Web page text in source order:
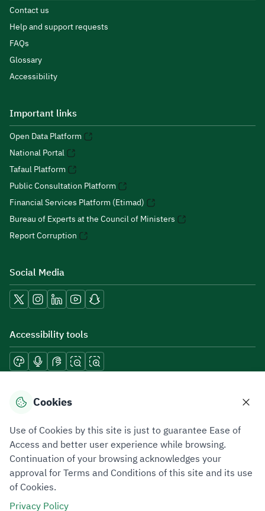
Contact us
Help and support requests
FAQs
Glossary
Accessibility
Important links
Open Data Platform
National Portal
Tafaul Platform
Public Consultation Platform
Financial Services Platform (Etimad)
Bureau of Experts at the Council of Ministers
Report Corruption
Social Media
Accessibility tools
Download mobile applications
Privacy PolicyTerms of UseSite Map
All rights reserved 2026 © ZATCA.GOV.SA
Cookies
Use of Cookies by this site is just to guarantee Ease of
Access and better user experience while browsing.
Continuation of your browsing acknowledges your
approval for Terms and Conditions of this site and its use
of Cookies.
Privacy Policy